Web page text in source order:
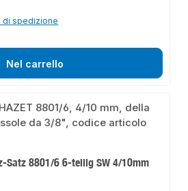
di spedizione
Nel carrello
Satz 8801/6 6-teilig SW 4/10mm